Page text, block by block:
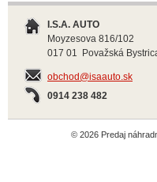
I.S.A. AUTO
Moyzesova 816/102
017 01 Považská
obchod@isaauto.sk
0914 238 482
© 2026 Predaj